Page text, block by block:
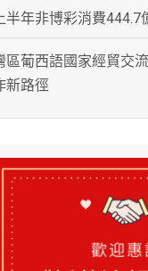
半年非博彩消費444.7
區葡西語國家經貿交
新路徑